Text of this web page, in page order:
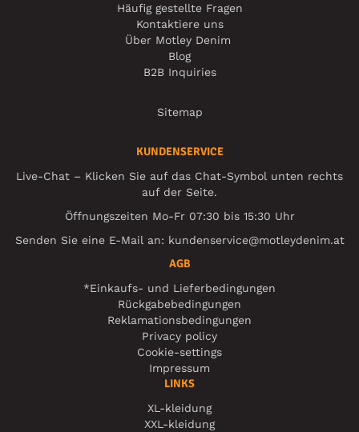
Häufig gestellte Fragen
Kontaktiere uns
Über Motley Denim
Blog
B2B Inquiries
Sitemap
KUNDENSERVICE
Live-Chat – Klicken Sie auf das Chat-Symbol unten rechts
auf der Seite.
Öffnungszeiten Mo-Fr 07:30 bis 15:30 Uhr
Senden Sie eine E-Mail an: kundenservice@motleydenim.at
AGB
*Einkaufs- und Lieferbedingungen
Rückgabebedingungen
Reklamationsbedingungen
Privacy policy
Cookie-settings
Impressum
LINKS
XL-kleidung
XXL-kleidung